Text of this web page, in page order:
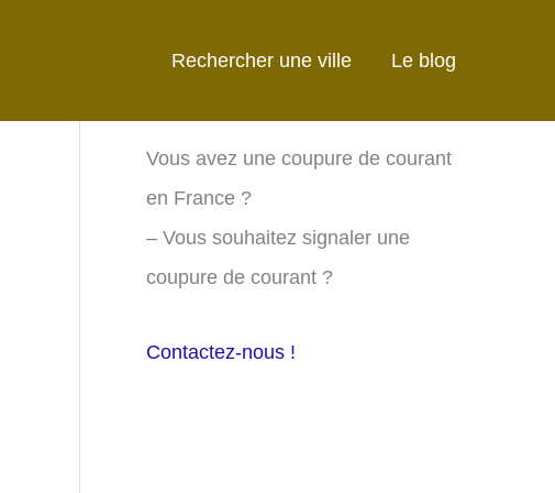
Rechercher une ville Le blog
Vous avez une coupure de courant
en France ?
– Vous souhaitez signaler une
coupure de courant ?
Contactez-nous !